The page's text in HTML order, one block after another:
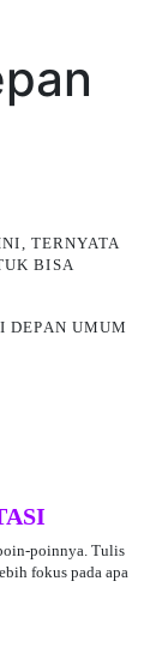
TERNYATA
BISA
DEPAN UMUM
poinnya. Tulis
fokus pada apa